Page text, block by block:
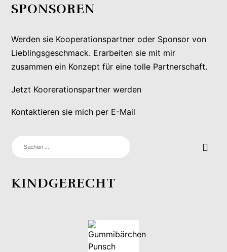
SPONSOREN
Werden sie Kooperationspartner oder Sponsor von
Lieblingsgeschmack. Erarbeiten sie mit mir
zusammen ein Konzept für eine tolle Partnerschaft.
Jetzt Koorerationspartner werden
Kontaktieren sie mich per E-Mail
SUCHEN
NACH:
KINDGERECHT